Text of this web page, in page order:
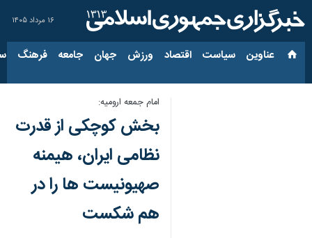
۱۶ مرداد ۱۴۰۵
عناوین‌ سیاست اقتصاد ورزش جهان جامعه فرهنگ
امام جمعه ارومیه:
بخش کوچکی از قدرت
نظامی ایران، هیمنه
صهیونیست ها را در
هم شکست